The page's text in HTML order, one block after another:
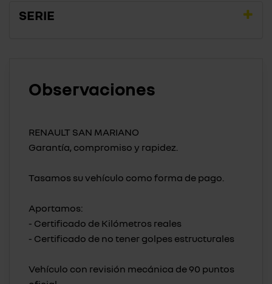
SERIE
Observaciones
RENAULT SAN MARIANO
Garantía, compromiso y rapidez.
Tasamos su vehículo como forma de pago.
Aportamos:
- Certificado de Kilómetros reales
- Certificado de no tener golpes estructurales
Vehículo con revisión mecánica de 90 puntos